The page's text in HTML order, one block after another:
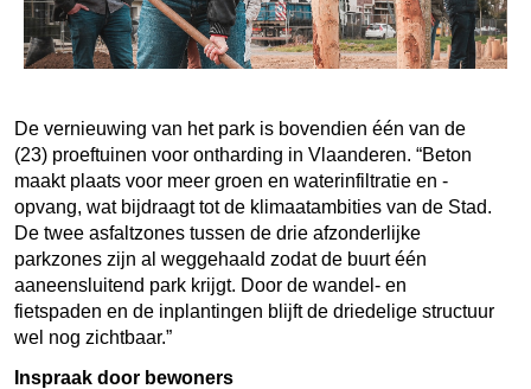
De vernieuwing van het park is bovendien één van de
(23) proeftuinen voor ontharding in Vlaanderen. “Beton
maakt plaats voor meer groen en waterinfiltratie en -
opvang, wat bijdraagt tot de klimaatambities van de Stad.
De twee asfaltzones tussen de drie afzonderlijke
parkzones zijn al weggehaald zodat de buurt één
aaneensluitend park krijgt. Door de wandel- en
fietspaden en de inplantingen blijft de driedelige structuur
wel nog zichtbaar.”
Inspraak door bewoners